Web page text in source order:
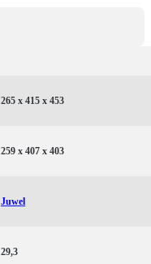
265 x 415 x 453
259 x 407 x 403
Juwel
29,3